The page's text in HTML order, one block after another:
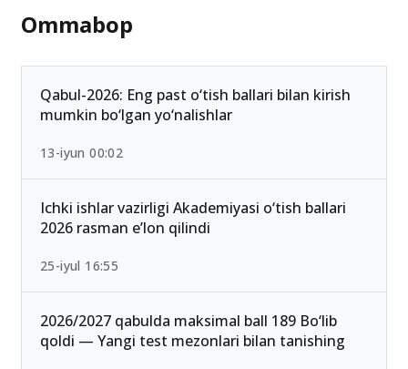
Ommabop
Qabul-2026: Eng past o‘tish ballari bilan kirish
mumkin bo‘lgan yo‘nalishlar
13-iyun 00:02
Ichki ishlar vazirligi Akademiyasi o‘tish ballari
2026 rasman e’lon qilindi
25-iyul 16:55
2026/2027 qabulda maksimal ball 189 Bo‘lib
qoldi — Yangi test mezonlari bilan tanishing